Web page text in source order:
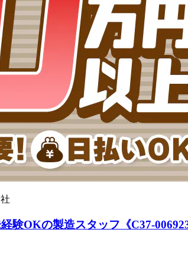
験OKの製造スタッフ《C37-006923